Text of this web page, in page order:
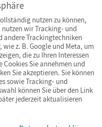
Cookies & Co.
nutzen zu können,
wir Tracking- und
andere Trackingtechniken
z. B. Google und Meta, um
die zu Ihren Interessen
Cookies Sie annehmen und
Sie akzeptieren. Sie können
sowie Tracking- und
können Sie über den Link
jederzeit aktualisieren